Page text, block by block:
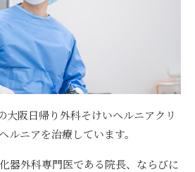
大阪日帰り外科そけいヘルニアクリ
ルニアを治療しています。
器外科専門医である院長、ならびに